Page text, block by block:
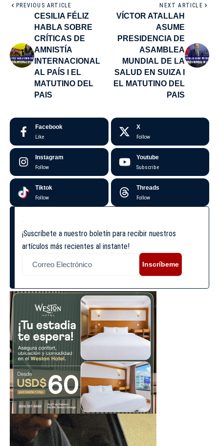
PREVIOUS ARTICLE
CESILIA FÉLIZ
HABLA SOBRE
CRÍTICAS DE
AMNISTÍA
INTERNACIONAL
AL PAÍS I EL
MATUTINO DEL
PAIS
NEXT ARTICLE
VÍCTOR ATALLAH
ASUME
PRESIDENCIA DE
ASAMBLEA
MUNDIAL DE LA
SALUD EN SUIZA I
EL MATUTINO DEL
PAIS
Facebook
Like
X
Follow
Instagram
Follow
Youtube
Subscribe
Tiktok
Follow
Threads
Follow
¡Suscríbete a nuestro boletín para recibir nuestros
artículos más recientes al instante!
Inscríbeme